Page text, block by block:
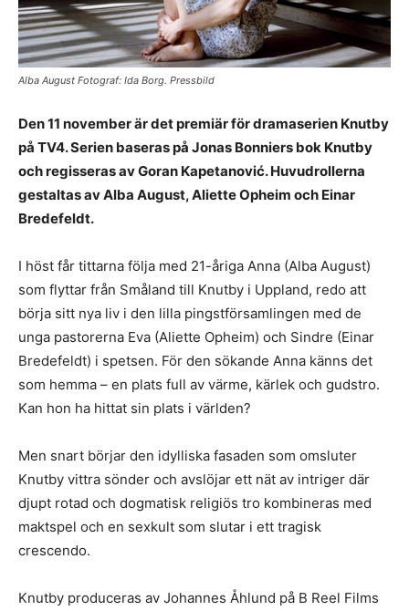
Alba August Fotograf: Ida Borg. Pressbild
Den 11 november är det premiär för dramaserien Knutby
på TV4. Serien baseras på Jonas Bonniers bok Knutby
och regisseras av Goran Kapetanović. Huvudrollerna
gestaltas av Alba August, Aliette Opheim och Einar
Bredefeldt.
I höst får tittarna följa med 21-åriga Anna (Alba August)
som flyttar från Småland till Knutby i Uppland, redo att
börja sitt nya liv i den lilla pingstförsamlingen med de
unga pastorerna Eva (Aliette Opheim) och Sindre (Einar
Bredefeldt) i spetsen. För den sökande Anna känns det
som hemma – en plats full av värme, kärlek och gudstro.
Kan hon ha hittat sin plats i världen?
Men snart börjar den idylliska fasaden som omsluter
Knutby vittra sönder och avslöjar ett nät av intriger där
djupt rotad och dogmatisk religiös tro kombineras med
maktspel och en sexkult som slutar i ett tragisk
crescendo.
Knutby produceras av Johannes Åhlund på B Reel Films